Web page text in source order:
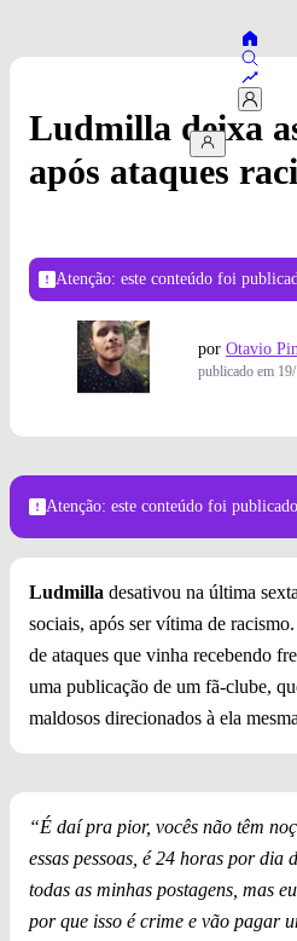
Ludmilla deixa
após ataques
Atenção: este conteúdo foi
por Otavio
publicado em
Atenção: este conteúdo foi publicado
Ludmilla desativou na última
sociais, após ser vítima de
de ataques que vinha recebendo
uma publicação de um fã-clube,
maldosos direcionados à ela
“É daí pra pior, vocês não têm
essas pessoas, é 24 horas por dia
todas as minhas postagens, mas
por que isso é crime e vão pagar